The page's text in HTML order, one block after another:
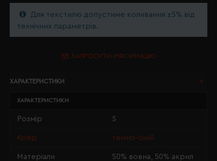
Для текстилю допустиме коливання ±5% від
технічних параметрів.
ЗАПРОСИТИ ІНФОРМАЦІЮ
ХАРАКТЕРИСТИКИ
ХАРАКТЕРИСТИКИ
Розмір S
Колір темно-сіній
Матеріали 50% вовна, 50% акрил